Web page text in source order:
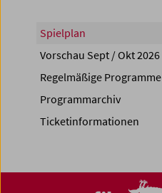
Spielplan
Vorschau Sept / Okt 2026
Regelmäßige Programme
Programmarchiv
Ticketinformationen